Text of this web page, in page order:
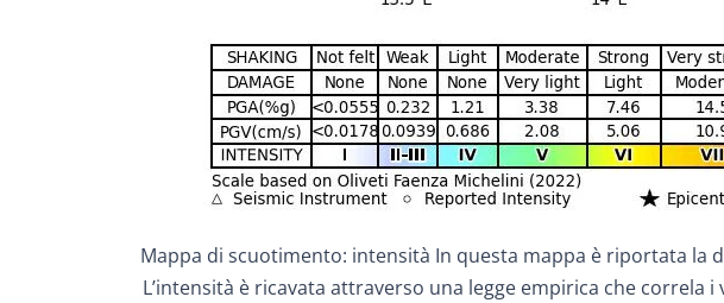
Mappa di scuotimento: intensità In questa mappa è riportata la
L’intensità è ricavata attraverso una legge empirica che